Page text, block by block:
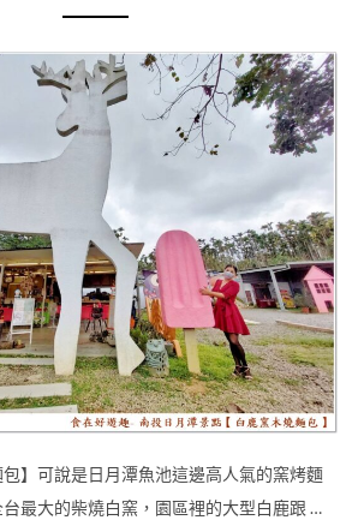
】可說是日月潭魚池這邊高人氣的窯烤麵
最大的柴燒白窯，園區裡的大型白鹿跟 …